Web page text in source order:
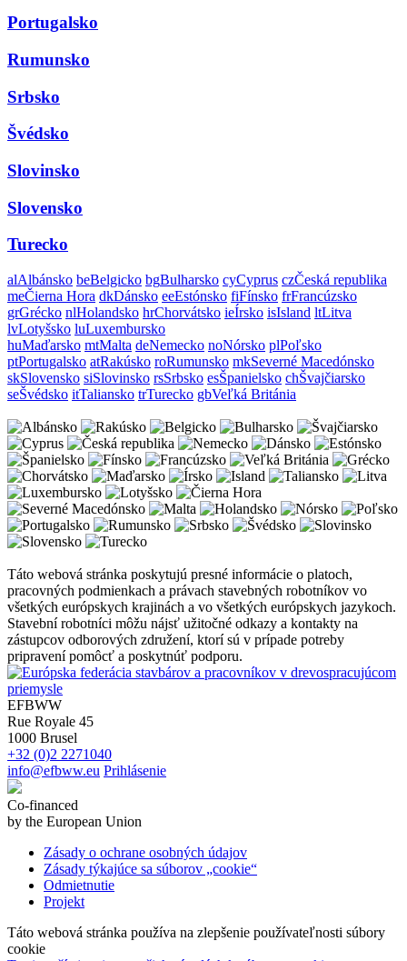
Portugalsko
Rumunsko
Srbsko
Švédsko
Slovinsko
Slovensko
Turecko
alAlbánsko beBelgicko bgBulharsko cyCyprus czČeská republika
meČierna Hora dkDánsko eeEstónsko fiFínsko frFrancúzsko
grGrécko nlHolandsko hrChorvátsko ieÍrsko isIsland ltLitva
lvLotyšsko luLuxembursko
huMaďarsko mtMalta deNemecko noNórsko plPoľsko
ptPortugalsko atRakúsko roRumunsko mkSeverné Macedónsko
skSlovensko siSlovinsko rsSrbsko esŠpanielsko chŠvajčiarsko
seŠvédsko itTaliansko trTurecko gbVeľká Británia
Táto webová stránka poskytujú presné informácie o platoch,
pracovných podmienkach a právach stavebných robotníkov vo
všetkých európskych krajinách a vo všetkých európskych jazykoch.
Stavební robotníci môžu nájsť užitočné odkazy a kontakty na
zástupcov odborových združení, ktorí sú v prípade potreby
pripravení pomôcť a poskytnúť podporu.
EFBWW
Rue Royale 45
1000 Brusel
+32 (0)2 2271040
info@efbww.eu Prihlásenie
Co-financed
by the European Union
Zásady o ochrane osobných údajov
Zásady týkajúce sa súborov „cookie“
Odmietnutie
Projekt
Táto webová stránka používa na zlepšenie používateľnosti súbory
cookie